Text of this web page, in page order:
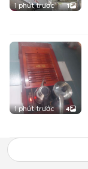
1 phút trước 1
1 phút trước 4